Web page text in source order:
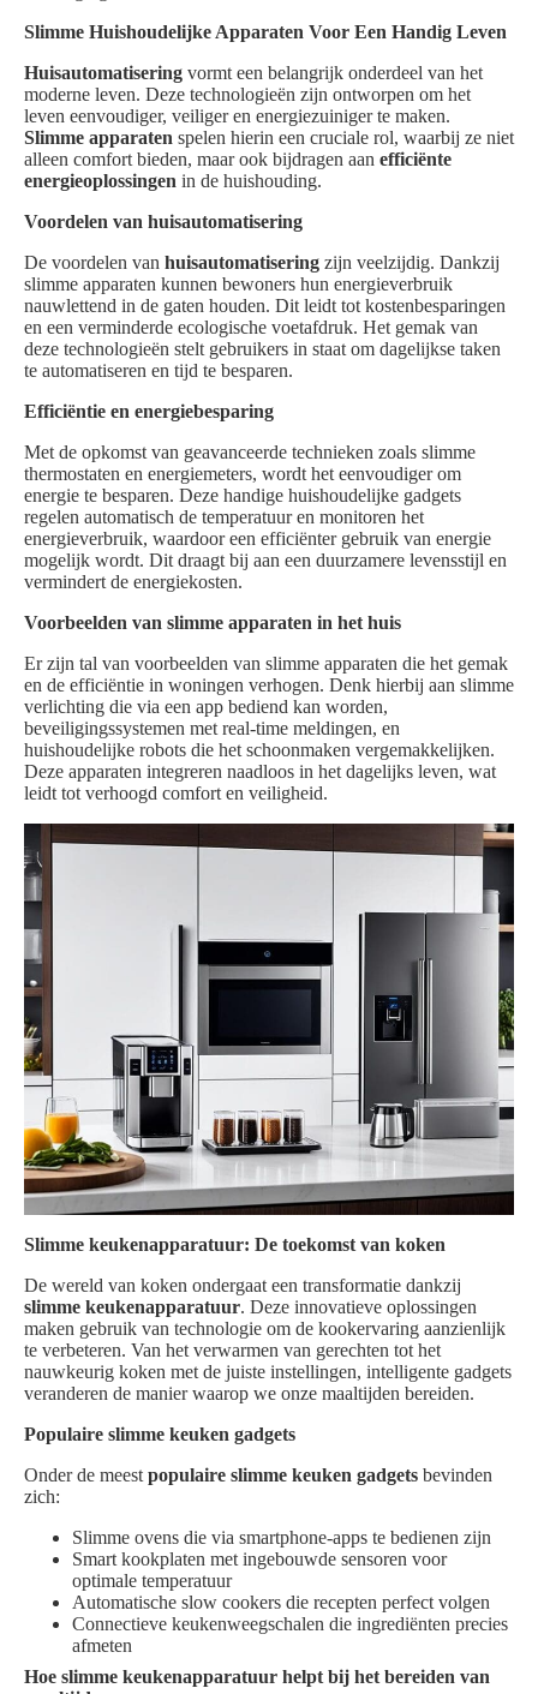
Slimme Huishoudelijke Apparaten Voor Een Handig Leven
Huisautomatisering vormt een belangrijk onderdeel van het
moderne leven. Deze technologieën zijn ontworpen om het
leven eenvoudiger, veiliger en energiezuiniger te maken.
Slimme apparaten spelen hierin een cruciale rol, waarbij ze niet
alleen comfort bieden, maar ook bijdragen aan efficiënte
energieoplossingen in de huishouding.
Voordelen van huisautomatisering
De voordelen van huisautomatisering zijn veelzijdig. Dankzij
slimme apparaten kunnen bewoners hun energieverbruik
nauwlettend in de gaten houden. Dit leidt tot kostenbesparingen
en een verminderde ecologische voetafdruk. Het gemak van
deze technologieën stelt gebruikers in staat om dagelijkse taken
te automatiseren en tijd te besparen.
Efficiëntie en energiebesparing
Met de opkomst van geavanceerde technieken zoals slimme
thermostaten en energiemeters, wordt het eenvoudiger om
energie te besparen. Deze handige huishoudelijke gadgets
regelen automatisch de temperatuur en monitoren het
energieverbruik, waardoor een efficiënter gebruik van energie
mogelijk wordt. Dit draagt bij aan een duurzamere levensstijl en
vermindert de energiekosten.
Voorbeelden van slimme apparaten in het huis
Er zijn tal van voorbeelden van slimme apparaten die het gemak
en de efficiëntie in woningen verhogen. Denk hierbij aan slimme
verlichting die via een app bediend kan worden,
beveiligingssystemen met real-time meldingen, en
huishoudelijke robots die het schoonmaken vergemakkelijken.
Deze apparaten integreren naadloos in het dagelijks leven, wat
leidt tot verhoogd comfort en veiligheid.
Slimme keukenapparatuur: De toekomst van koken
De wereld van koken ondergaat een transformatie dankzij
slimme keukenapparatuur. Deze innovatieve oplossingen
maken gebruik van technologie om de kookervaring aanzienlijk
te verbeteren. Van het verwarmen van gerechten tot het
nauwkeurig koken met de juiste instellingen, intelligente gadgets
veranderen de manier waarop we onze maaltijden bereiden.
Populaire slimme keuken gadgets
Onder de meest populaire slimme keuken gadgets bevinden
zich:
Slimme ovens die via smartphone-apps te bedienen zijn
Smart kookplaten met ingebouwde sensoren voor
optimale temperatuur
Automatische slow cookers die recepten perfect volgen
Connectieve keukenweegschalen die ingrediënten precies
afmeten
Hoe slimme keukenapparatuur helpt bij het bereiden van